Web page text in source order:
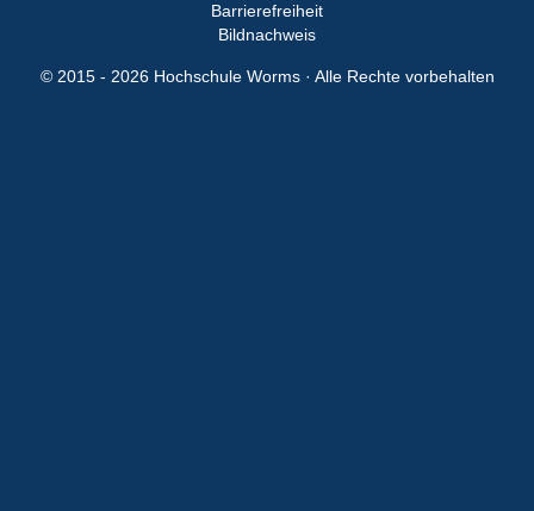
Barrierefreiheit
Bildnachweis
© 2015 - 2026 Hochschule Worms · Alle Rechte vorbehalten